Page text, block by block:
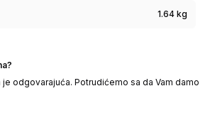
1.64 kg
je odgovarajuća. Potrudićemo sa da Vam damo